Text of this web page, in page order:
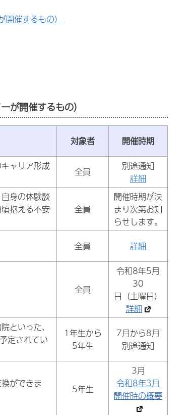
催するもの）
が開催するもの）
対象者 開催時期
ャリア形成
全員
別途通知
詳細
身の体験談
抱える不安
全員
開催時期が決
まり次第お知
らせします。
全員 詳細
全員
令和8年5月
30
日（土曜日）
詳細
といった、
定されてい
1年生から
5年生
7月から8月
別途通知
ができま
5年生
3月
令和8年3月
開催時の概要